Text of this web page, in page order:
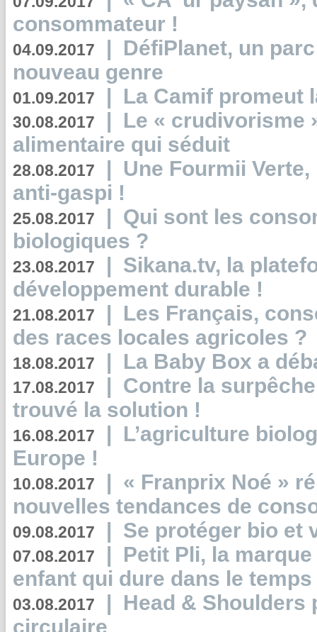
consommateur !
04.09.2017 | DéfiPlanet, un
nouveau genre
01.09.2017 | La Camif promeut
30.08.2017 | Le « crudivorisme
alimentaire qui séduit
28.08.2017 | Une Fourmii
anti-gaspi !
25.08.2017 | Qui sont les
biologiques ?
23.08.2017 | Sikana.tv, la
développement durable !
21.08.2017 | Les Français,
des races locales agricoles ?
18.08.2017 | La Baby Box a
17.08.2017 | Contre la
trouvé la solution !
16.08.2017 | L’agriculture
Europe !
10.08.2017 | « Franprix Noé »
nouvelles tendances de
09.08.2017 | Se protéger bio et
07.08.2017 | Petit Pli, la
enfant qui dure dans le temps
03.08.2017 | Head & Shoulders
circulaire